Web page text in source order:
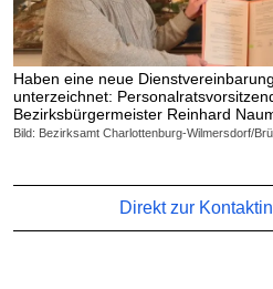
Haben eine neue
unterzeichnet:
Bezirksbürgermeister Reinhard
Bild: Bezirksamt Charlottenburg-Wilmersdorf/
Direkt zur